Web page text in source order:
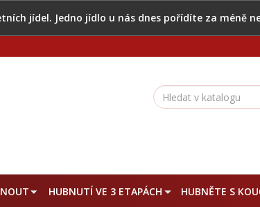
jídel. Jedno jídlo u nás dnes pořídíte za méně
HUBNUTÍ VE 3 ETAPÁCH HUBNĚTE S